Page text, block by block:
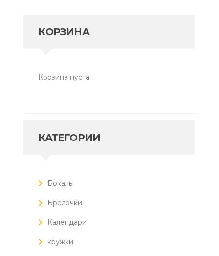
КОРЗИНА
Корзина пуста.
КАТЕГОРИИ
Бокалы
Брелочки
Календари
кружки